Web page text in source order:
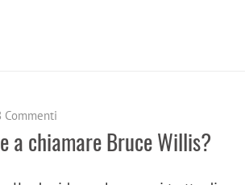
Commenti
a chiamare Bruce Willis?